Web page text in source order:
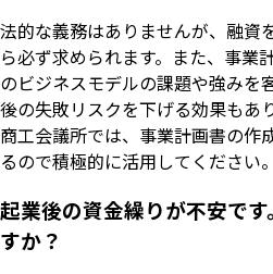
法的な義務はありませんが、融資
ら必ず求められます。また、事業
のビジネスモデルの課題や強みを
後の失敗リスクを下げる効果もあ
商工会議所では、事業計画書の作
るので積極的に活用してください。
起業後の資金繰りが不安で
すか？